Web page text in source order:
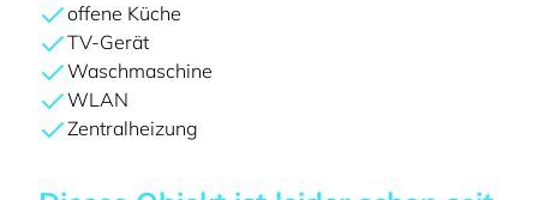
offene Küche
TV-Gerät
Waschmaschine
WLAN
Zentralheizung